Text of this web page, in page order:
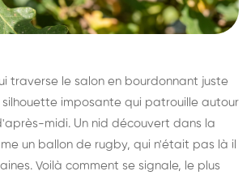
traverse le salon en bourdonnant juste
imposante qui patrouille autour
midi. Un nid découvert dans la
un ballon de rugby, qui n'était pas là il
Voilà comment se signale, le plus